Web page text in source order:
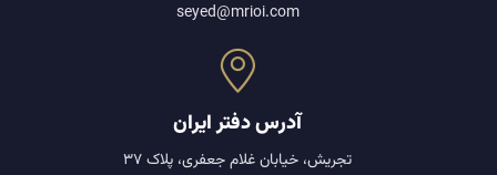
seyed@mrioi.com
آدرس دفتر ایران
تجریش، خیابان غلام جعفری، پلاک 37